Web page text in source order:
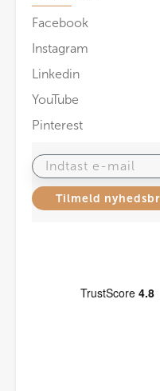
Facebook
Instagram
Linkedin
YouTube
Pinterest
Indtast e-mail
Tilmeld